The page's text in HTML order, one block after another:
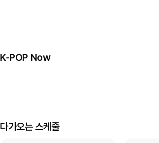
K-POP Now
다가오는 스케줄